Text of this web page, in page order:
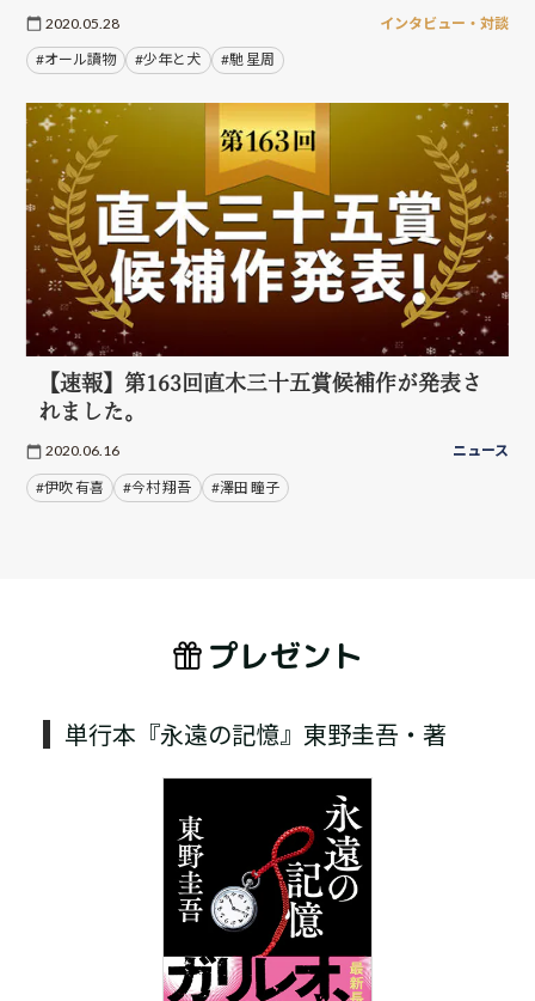
2020.05.28 インタビュー・対談
#オール讀物 #少年と犬 #馳 星周
【速報】第163回直木三十五賞候補作が発表さ
れました。
2020.06.16 ニュース
#伊吹 有喜 #今村 翔吾 #澤田 瞳子
プレゼント
単行本『永遠の記憶』東野圭吾・著